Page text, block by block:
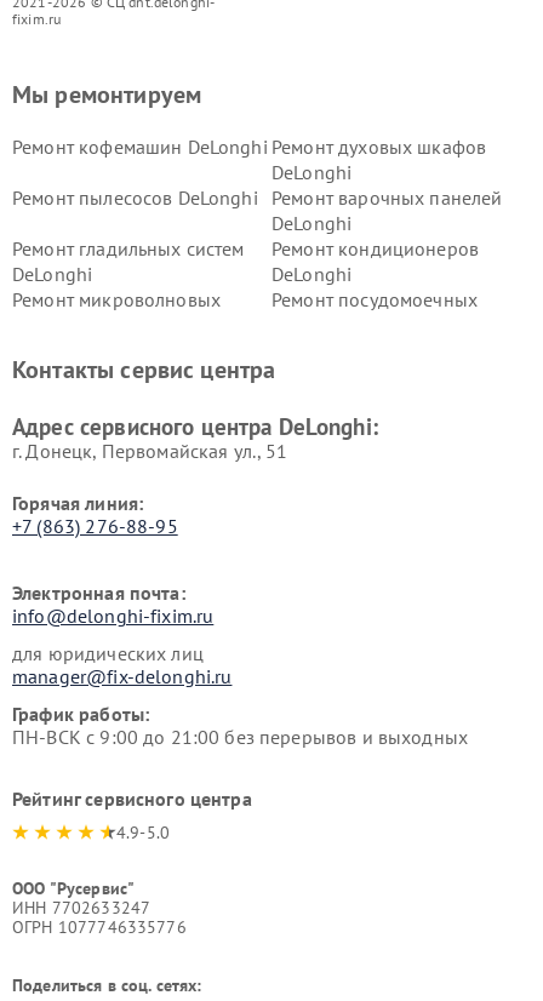
fixim.ru
Мы ремонтируем
Ремонт кофемашин DeLonghi Ремонт духовых шкафов
DeLonghi
Ремонт пылесосов DeLonghi
Ремонт варочных панелей
DeLonghi
Ремонт гладильных систем
DeLonghi
Ремонт кондиционеров
DeLonghi
Ремонт микроволновых
Ремонт посудомоечных
DeLonghi
DeLonghi
Контакты сервис центра
Адрес сервисного центра DeLonghi:
г. Донецк, Первомайская ул., 51
Горячая линия:
+7 (863) 276-88-95
Электронная почта:
info@delonghi-fixim.ru
для юридических лиц
manager@fix-delonghi.ru
График работы:
ПН-ВСК с 9:00 до 21:00 без перерывов и выходных
Рейтинг сервисного центра
4.9-5.0
ООО "Русервис"
ИНН 7702633247
ОГРН 1077746335776
Поделиться в соц. сетях: